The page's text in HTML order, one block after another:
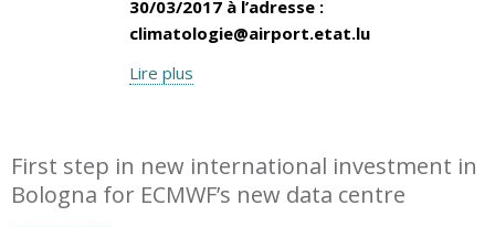
30/03/2017 à l’adresse :
climatologie@airport.etat.lu
Lire plus
First step in new international investment in
Bologna for ECMWF’s new data centre